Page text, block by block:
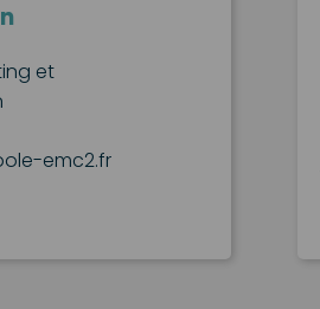
et
emc2.fr